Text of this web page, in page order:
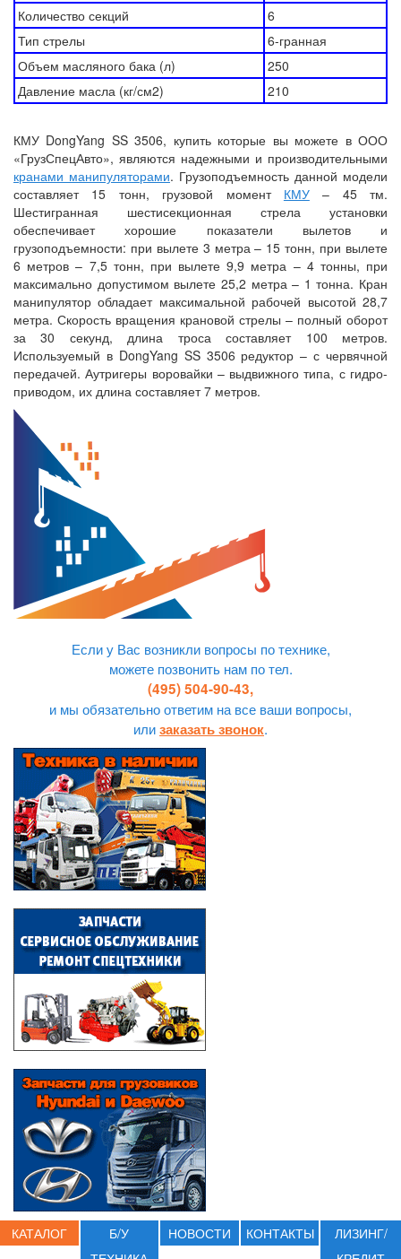
Количество секций
6
Тип стрелы
6-гранная
Объем масляного бака (л)
250
Давление масла (кг/см2)
210
КМУ DongYang SS 3506, купить которые вы можете в ООО
«ГрузСпецАвто», являются надежными и производительными
кранами манипуляторами. Грузоподъемность данной модели
составляет 15 тонн, грузовой момент КМУ– 45 тм.
Шестигранная шестисекционная стрела установки
обеспечивает хорошие показатели вылетов и
грузоподъемности: при вылете 3 метра – 15 тонн, при вылете
6 метров – 7,5 тонн, при вылете 9,9 метра – 4 тонны, при
максимально допустимом вылете 25,2 метра – 1 тонна. Кран
манипулятор обладает максимальной рабочей высотой 28,7
метра. Скорость вращения крановой стрелы – полный оборот
за 30 секунд, длина троса составляет 100 метров.
Используемый в DongYang SS 3506 редуктор – с червячной
передачей. Аутригеры воровайки – выдвижного типа, с гидро-
приводом, их длина составляет 7 метров.
Если у Вас возникли вопросы по технике,
можете позвонить нам по тел.
(495) 504-90-43,
и мы обязательно ответим на все ваши вопросы,
илизаказать звонок.
КАТАЛОГ
Б/У
НОВОСТИ КОНТАКТЫ
ЛИЗИНГ/